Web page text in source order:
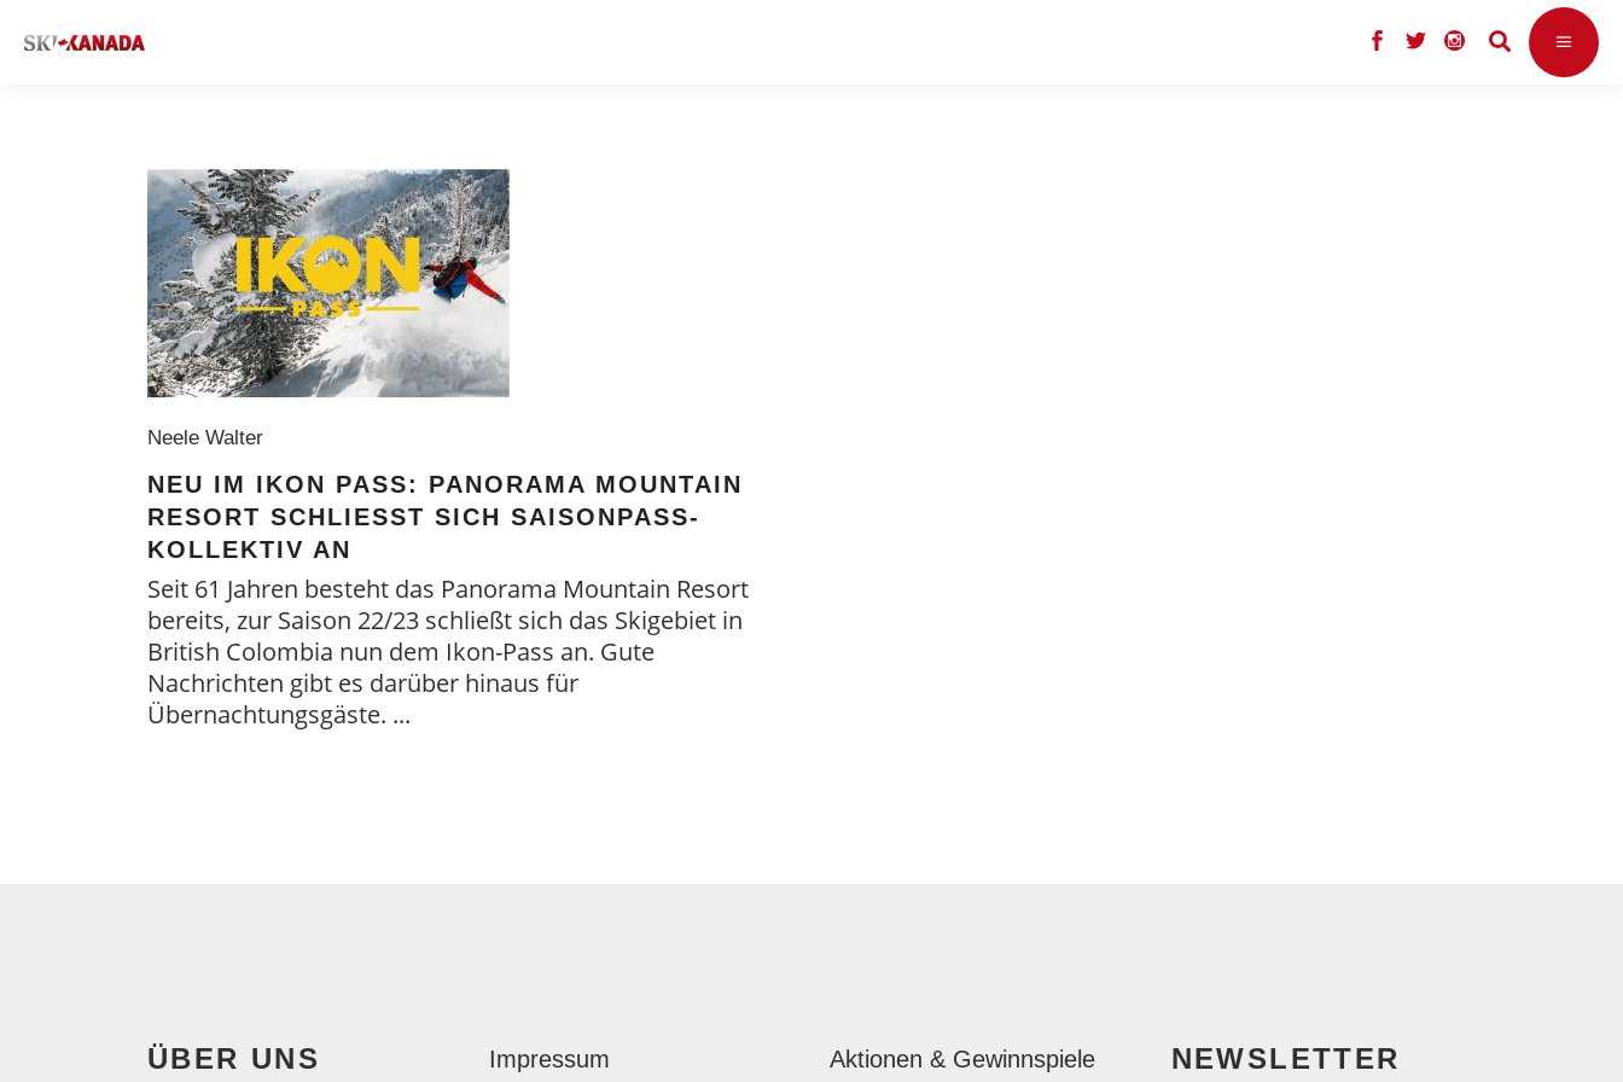
Neele Walter
NEU IM IKON PASS: PANORAMA MOUNTAIN
RESORT SCHLIESST SICH SAISONPASS-K
OLLEKTIV AN
Seit 61 Jahren besteht das Panorama Mountain Resort
bereits, zur Saison 22/23 schließt sich das Skigebiet in
British Colombia nun dem Ikon-Pass an. Gute
Nachrichten gibt es darüber hinaus für
Übernachtungsgäste.
ÜBER UNS Impressum Aktionen & Gewinnspiele NEWSLETTER